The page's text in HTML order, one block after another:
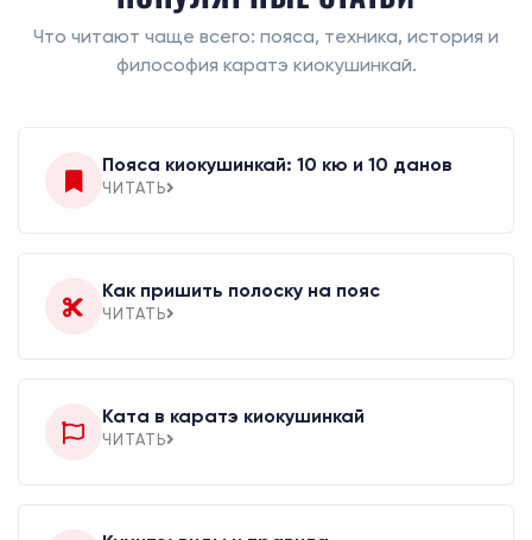
Что читают чаще всего: пояса, техника, история и
философия каратэ киокушинкай.
Пояса киокушинкай: 10 кю и 10 данов
ЧИТАТЬ
Как пришить полоску на пояс
ЧИТАТЬ
Ката в каратэ киокушинкай
ЧИТАТЬ